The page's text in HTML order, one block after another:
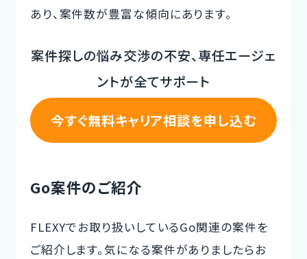
あり、案件数が豊富な傾向にあります。
案件探しの悩み交渉の不安、専任エージェ
ントが全てサポート
今すぐ無料キャリア相談を申し込む
Go案件のご紹介
FLEXYでお取り扱いしているGo関連の案件を
ご紹介します。気になる案件がありましたらお